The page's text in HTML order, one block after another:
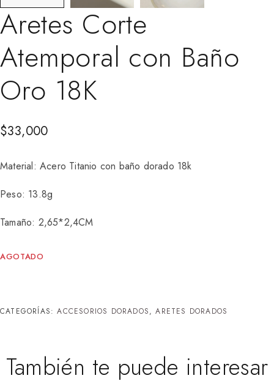
Aretes Corte
Atemporal con Baño
Oro 18K
$33,000
Material: Acero Titanio con baño dorado 18k
Peso: 13.8g
Tamaño: 2,65*2,4CM
AGOTADO
CATEGORÍAS:ACCESORIOS DORADOS,ARETES DORADOS
También te puede interesar